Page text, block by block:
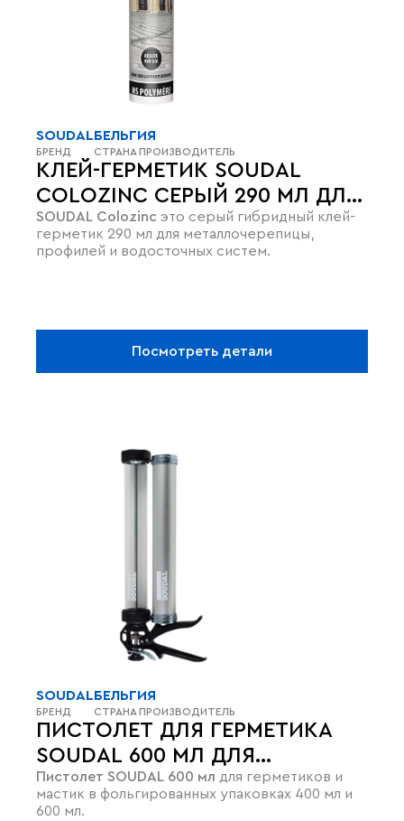
КЛЕЙ-ГЕРМЕТИК SOUDAL
COLOZINC СЕРЫЙ 290 МЛ ДЛЯ
МЕТАЛЛОЧЕРЕПИЦЫ
SOUDAL Colozinc
герметик 290 мл для металлочерепицы,
профилей и водосточных систем.
SOUDAL
БРЕНД
БЕЛЬГИЯ
СТРАНА ПРОИЗВОДИТЕЛЬ
Посмотреть детали
ПИСТОЛЕТ ДЛЯ ГЕРМЕТИКА
SOUDAL 600 МЛ ДЛЯ
ФОЛЬГИРОВАННЫХ
УПАКОВОК
Пистолет SOUDAL 600 мл
мастик в фольгированных упаковках 400 мл и
600 мл.
SOUDAL
БРЕНД
БЕЛЬГИЯ
СТРАНА ПРОИЗВОДИТЕЛЬ